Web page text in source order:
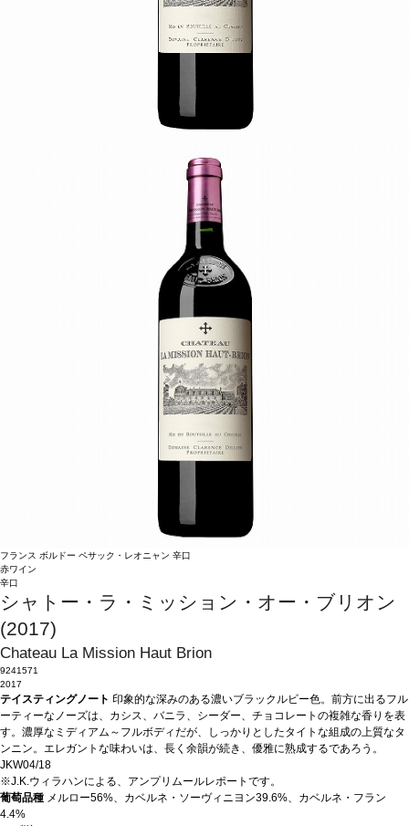
フランス ボルドー ペサック・レオニャン 辛口
赤ワイン
辛口
シャトー・ラ・ミッション・オー・ブリオン
(2017)
Chateau La Mission Haut Brion
9241571
2017
テイスティングノート 印象的な深みのある濃いブラックルビー色。前方に出るフル
ーティーなノーズは、カシス、バニラ、シーダー、チョコレートの複雑な香りを表
す。濃厚なミディアム～フルボディだが、しっかりとしたタイトな組成の上質なタ
ンニン。エレガントな味わいは、長く余韻が続き、優雅に熟成するであろう。
JKW04/18
※J.K.ウィラハンによる、アンプリムールレポートです。
葡萄品種 メルロー56%、カベルネ・ソーヴィニヨン39.6%、カベルネ・フラン
4.4%